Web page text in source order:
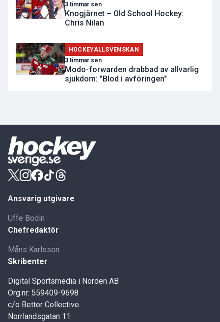
3 timmar sen
Knogjärnet – Old School Hockey:
Chris Nilan
HOCKEYALLSVENSKAN
3 timmar sen
Modo-forwarden drabbad av allvarlig
sjukdom: "Blod i avföringen"
Ansvarig utgivare
Uffe Bodin
Chefredaktör
Måns Karlsson
Skribenter
Digital Sportsmedia i Norden AB
Org.nr: 559409-9698
c/o Better Collective
Norrlandsgatan 11